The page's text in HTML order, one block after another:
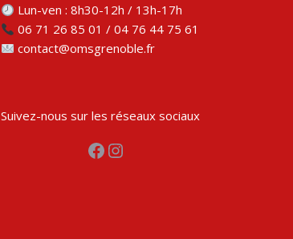
Lun-ven : 8h30-12h / 13h-17h
06 71 26 85 01 / 04 76 44 75 61
contact@omsgrenoble.fr
Suivez-nous sur les réseaux sociaux
Facebook Instagram